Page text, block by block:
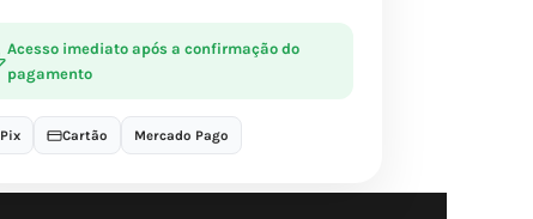
Acesso imediato após a confirmação do
pagamento
Pix Cartão Mercado Pago